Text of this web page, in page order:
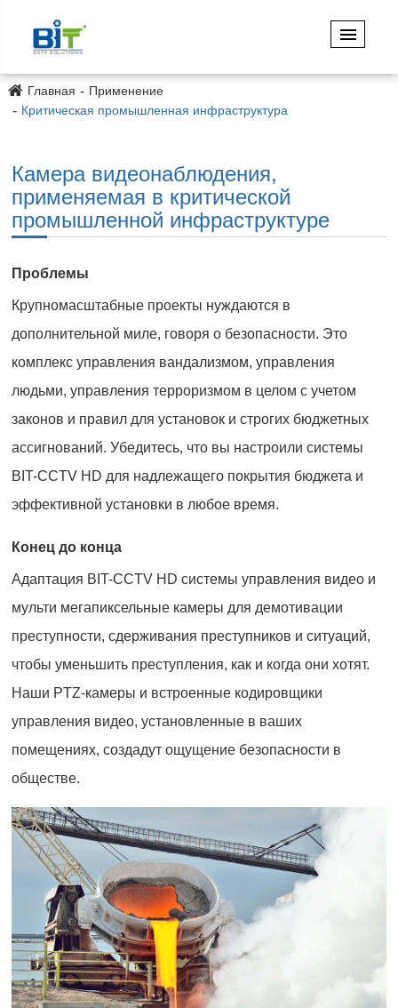
Главная
Применение
Критическая промышленная инфраструктура
Камера видеонаблюдения,
применяемая в критической
промышленной инфраструктуре
Проблемы
Крупномасштабные проекты нуждаются в
дополнительной миле, говоря о безопасности. Это
комплекс управления вандализмом, управления
людьми, управления терроризмом в целом с учетом
законов и правил для установок и строгих бюджетных
ассигнований. Убедитесь, что вы настроили системы
BIT-CCTV HD для надлежащего покрытия бюджета и
эффективной установки в любое время.
Конец до конца
Адаптация BIT-CCTV HD системы управления видео и
мульти мегапиксельные камеры для демотивации
преступности, сдерживания преступников и ситуаций,
чтобы уменьшить преступления, как и когда они хотят.
Наши PTZ-камеры и встроенные кодировщики
управления видео, установленные в ваших
помещениях, создадут ощущение безопасности в
обществе.